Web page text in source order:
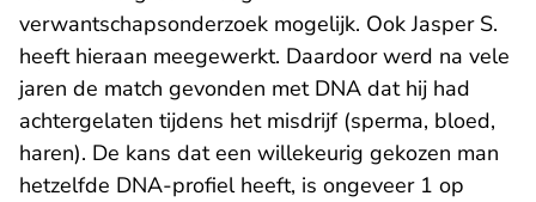
verwantschapsonderzoek mogelijk. Ook Jasper S.
heeft hieraan meegewerkt. Daardoor werd na vele
jaren de match gevonden met DNA dat hij had
achtergelaten tijdens het misdrijf (sperma, bloed,
haren). De kans dat een willekeurig gekozen man
hetzelfde DNA-profiel heeft, is ongeveer 1 op